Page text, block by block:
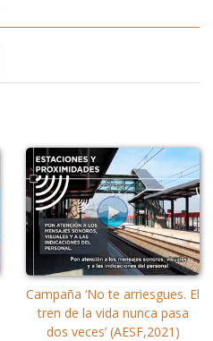
Campaña ‘No te arriesgues. El
tren de la vida nunca pasa
dos veces’ (AESF,2021)